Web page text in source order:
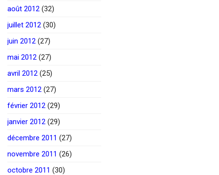
août 2012 (32)
juillet 2012 (30)
juin 2012 (27)
mai 2012 (27)
avril 2012 (25)
mars 2012 (27)
février 2012 (29)
janvier 2012 (29)
décembre 2011 (27)
novembre 2011 (26)
octobre 2011 (30)